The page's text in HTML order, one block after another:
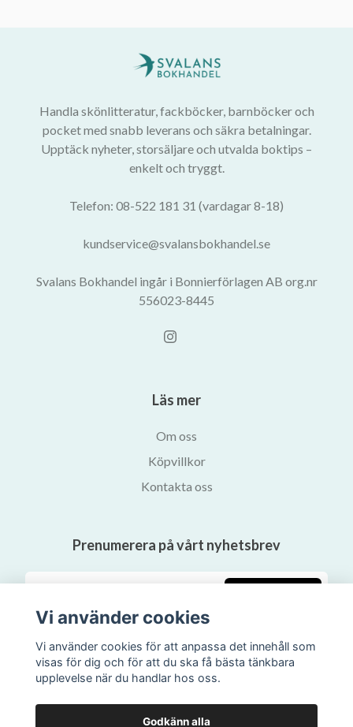
Handla skönlitteratur, fackböcker, barnböcker och
pocket med snabb leverans och säkra betalningar.
Upptäck nyheter, storsäljare och utvalda boktips –
enkelt och tryggt.
Telefon: 08-522 181 31 (vardagar 8-18)
kundservice@svalansbokhandel.se
Svalans Bokhandel ingår i Bonnierförlagen AB org.nr
556023-8445
Läs mer
Om oss
Köpvillkor
Kontakta oss
Prenumerera på vårt nyhetsbrev
Vi använder cookies
Vi använder cookies för att anpassa det innehåll som
visas för dig och för att du ska få bästa tänkbara
upplevelse när du handlar hos oss.
Godkänn alla